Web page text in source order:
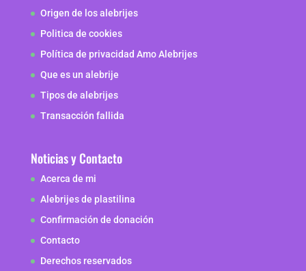
Origen de los alebrijes
Politica de cookies
Política de privacidad Amo Alebrijes
Que es un alebrije
Tipos de alebrijes
Transacción fallida
Noticias y Contacto
Acerca de mi
Alebrijes de plastilina
Confirmación de donación
Contacto
Derechos reservados